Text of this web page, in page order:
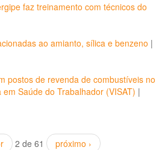
faz treinamento com técnicos do
ao amianto, sílica e benzeno |
postos de revenda de combustíveis no
Saúde do Trabalhador (VISAT) |
2 de 61 próximo ›